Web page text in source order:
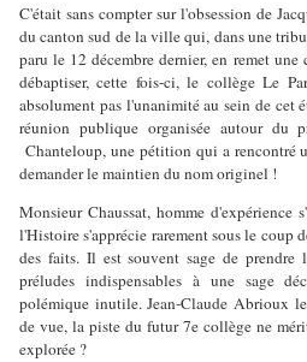
C'était sans compter sur l'obsession de
du canton sud de la ville qui, dans une
paru le 12 décembre dernier, en remet
débaptiser, cette fois-ci, le collège Le
absolument pas l'unanimité au sein de cet
réunion publique organisée autour du
Chanteloup, une pétition qui a rencontré
demander le maintien du nom originel !
Monsieur Chaussat, homme d'expérience
l'Histoire s'apprécie rarement sous le coup
des faits. Il est souvent sage de prendre
préludes indispensables à une sage
polémique inutile. Jean-Claude Abrioux
de vue, la piste du futur 7e collège ne
explorée ?